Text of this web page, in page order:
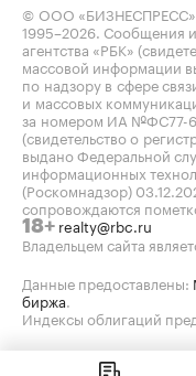
© ООО
1995–2026 . Сообщения
агентства «РБК»
массовой информации
по надзору в сфере
и массовых
за номером ИА №ФС77-
(свидетельство о
выдано Федеральной
информационных
(Роскомнадзор)
сопровождаются
18+ realty@rbc.ru
Владельцем сайта
Данные предоставлены:
биржа
Индексы облигаций